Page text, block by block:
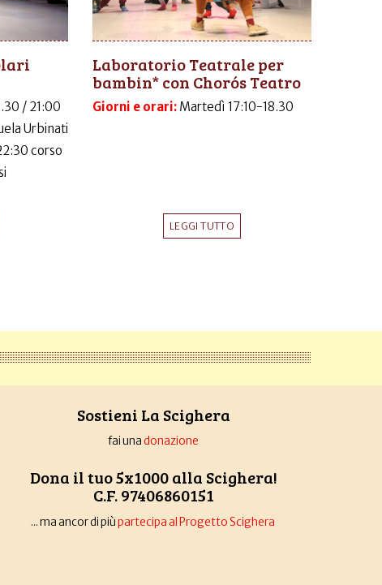
/ 21:00
Urbinati
corso
Laboratorio Teatrale per
bambin* con Chorós Teatro
Giorni e orari: Martedì 17:10-18.30
LEGGI TUTTO
Sostieni La Scighera
fai unadonazione
Dona il tuo 5x1000 alla Scighera!
C.F. 97406860151
... ma ancor di piùpartecipa al Progetto Scighera